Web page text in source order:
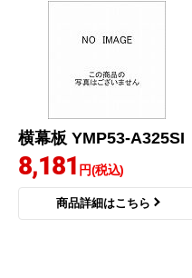
横幕板 YMP53-A325SI
8,181 円(税込)
商品詳細はこちら